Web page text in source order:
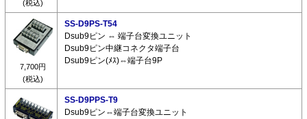
(税込)
7,700円
(税込)
SS-D9PS-T54
Dsub9ピン ⇔ 端子台変換ユニット
Dsub9ピン中継コネクタ端子台
Dsub9ピン(ﾒｽ)⇔端子台9P
SS-D9PPS-T9
Dsub9ピン⇔端子台変換ユニット